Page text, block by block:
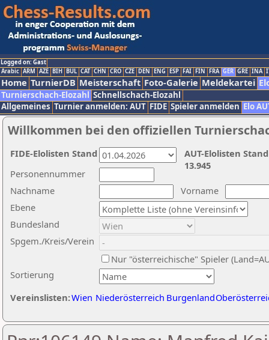
Logged on: Gast
Arabic ARM AZE BIH BUL CAT CHN CRO CZE DEN ENG ESP FAI FIN FRA GER GRE INA
Home TurnierDB Meisterschaft Foto-Galerie Meldekartei
Turnierschach-Elozahl Schnellschach-Elozahl
Allgemeines Turnier anmelden: AUT FIDE Spieler anmelden Elo
Willkommen bei den offiziellen
Nachname
Vorname
Ebene
Sortierung
Personennummer
Bundesland
Spgem./Kreis/Verein
Nur "österreichische" Spieler
Vereinslisten:Wien Niederösterreich Burgenland
AUT-Elolisten
13.945
FIDE-Elolisten Stand